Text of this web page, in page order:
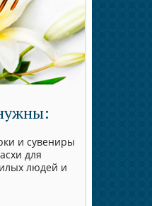
и сувениры
для
людей и